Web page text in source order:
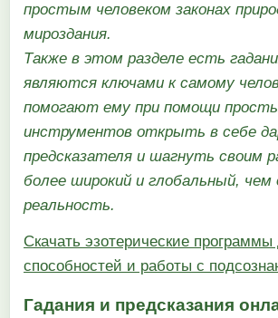
простым человеком законах
мироздания.
Также в этом разделе есть
являются ключами к самому
помогают ему при помощи
инструментов открыть в себе
предсказателя и шагнуть своим
более широкий и глобальный, чем
реальность.
Скачать эзотерические программы
способностей и работы с
Гадания и предсказания